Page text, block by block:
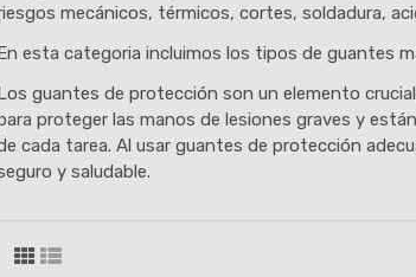
mecánicos, térmicos, cortes, soldadura,
esta categoria incluimos los tipos de guantes
guantes de protección son un elemento
proteger las manos de lesiones graves y
cada tarea. Al usar guantes de protección
y saludable.